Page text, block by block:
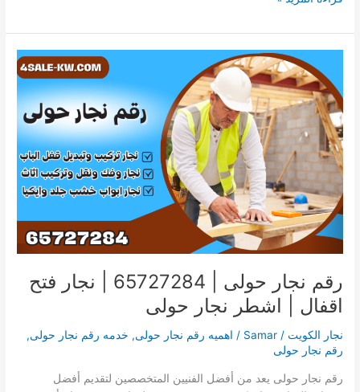
رقم نجار حولى | 65727284 | نجار فتح
اقفال | اشطر نجار حولى
نجار الكويت /
Samar
/ اهميه رقم نجار حولى, خدمه رقم نجار حولى,
رقم نجار حولى
رقم نجار حولى يعد من أفضل الفنيين المتخصصين لتقديم أفضل
نجار
حولى
|
65727284
|
نجار
فتح
اقفال
|
اشطر
نجار